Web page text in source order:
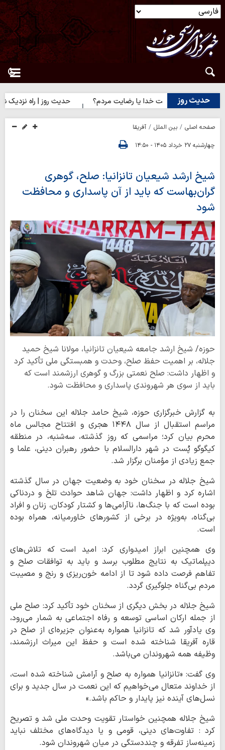
حدیث روز
روز | رضایت خدا یا رضایت مردم؟ حدیث روز | راه نزدیک
صفحه اصلی بین الملل
آفریقا
چهارشنبه ۲۷ خرداد ۱۴۰۵ - ۱۴:۵۰
شیخ ارشد شیعیان تانزانیا: صلح، گوهری
گران‌بهاست که باید از آن پاسداری و محافظت
شود
حوزه/ شیخ ارشد جامعه شیعیان تانزانیا، مولانا شیخ حمید
جلاله، بر اهمیت حفظ صلح، وحدت و همبستگی ملی تأکید کرد
و اظهار داشت: صلح نعمتی بزرگ و گوهری ارزشمند است که
باید از سوی هر شهروندی پاسداری و محافظت شود.
به گزارش خبرگزاری حوزه، شیخ حامد جلاله این سخنان را در
مراسم استقبال از سال ۱۴۴۸ هجری و افتتاح مجالس ماه
محرم بیان کرد؛ مراسمی که روز گذشته، سه‌شنبه، در منطقه
کیگوگو پُست در شهر دارالسلام با حضور رهبران دینی، علما و
جمع زیادی از مؤمنان برگزار شد.
شیخ جلاله در سخنان خود به وضعیت جهان در سال گذشته
اشاره کرد و اظهار داشت: جهان شاهد حوادث تلخ و دردناکی
بوده است که با جنگ‌ها، ناآرامی‌ها و کشتار کودکان، زنان و افراد
بی‌گناه، به‌ویژه در برخی از کشورهای خاورمیانه، همراه بوده
است.
وی همچنین ابراز امیدواری کرد: امید است که تلاش‌های
دیپلماتیک به نتایج مطلوب برسد و باید به توافقات صلح و
تفاهم فرصت داده شود تا از ادامه خون‌ریزی و رنج و مصیبت
مردم بی‌گناه جلوگیری گردد.
شیخ جلاله در بخش دیگری از سخنان خود تأکید کرد: صلح ملی
از جمله ارکان اساسی توسعه و رفاه اجتماعی به شمار می‌رود،
وی یادآور شد که تانزانیا همواره به‌عنوان جزیره‌ای از صلح در
قاره آفریقا شناخته شده است و حفظ این میراث ارزشمند،
وظیفه همه شهروندان می‌باشد.
وی گفت: «تانزانیا همواره به صلح و آرامش شناخته شده است،
از خداوند متعال می‌خواهیم که این نعمت در سال جدید و برای
نسل‌های آینده نیز پایدار و حاکم باشد.»
شیخ جلاله همچنین خواستار تقویت وحدت ملی شد و تصریح
کرد : تفاوت‌های دینی، قومی و یا دیدگاه‌های مختلف نباید
زمینه‌ساز تفرقه و چنددستگی در میان شهروندان شود.